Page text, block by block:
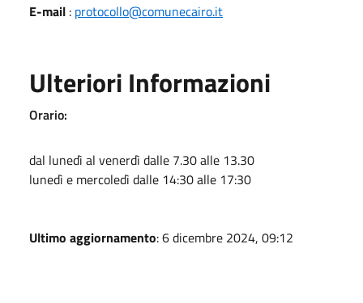
E-mail : protocollo@comunecairo.it
Ulteriori Informazioni
Orario:
dal lunedì al venerdì dalle 7.30 alle 13.30
lunedì e mercoledì dalle 14:30 alle 17:30
Ultimo aggiornamento: 6 dicembre 2024, 09:12